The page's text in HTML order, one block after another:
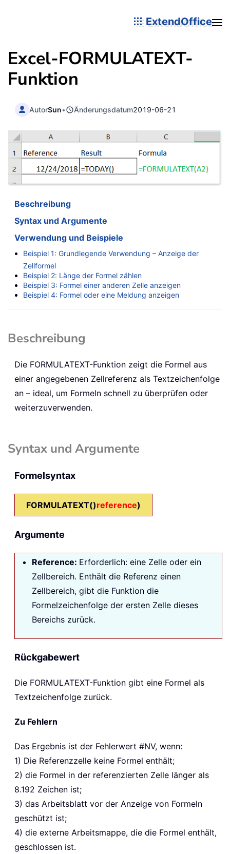
ExtendOffice
Excel-FORMULATEXT-
Funktion
AutorSun• Änderungsdatum2019-06-21
Beschreibung
Syntax und Argumente
Verwendung und Beispiele
Beispiel 1: Grundlegende Verwendung – Anzeige der
Zellformel
Beispiel 2: Länge der Formel zählen
Beispiel 3: Formel einer anderen Zelle anzeigen
Beispiel 4: Formel oder eine Meldung anzeigen
Beschreibung
Die FORMULATEXT-Funktion zeigt die Formel aus
einer angegebenen Zellreferenz als Textzeichenfolge
an – ideal, um Formeln schnell zu überprüfen oder
weiterzuverwenden.
Syntax und Argumente
Formelsyntax
FORMULATEXT()reference)
Argumente
Reference: Erforderlich: eine Zelle oder ein
Zellbereich. Enthält die Referenz einen
Zellbereich, gibt die Funktion die
Formelzeichenfolge der ersten Zelle dieses
Bereichs zurück.
Rückgabewert
Die FORMULATEXT-Funktion gibt eine Formel als
Textzeichenfolge zurück.
Zu Fehlern
Das Ergebnis ist der Fehlerwert #NV, wenn:
1) Die Referenzzelle keine Formel enthält;
2) die Formel in der referenzierten Zelle länger als
8.192 Zeichen ist;
3) das Arbeitsblatt vor der Anzeige von Formeln
geschützt ist;
4) die externe Arbeitsmappe, die die Formel enthält,
geschlossen ist.